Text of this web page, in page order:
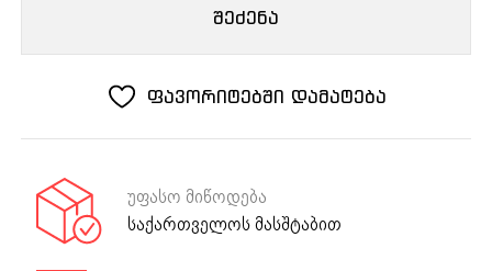
615
შეძენა
ფავორიტებში დამატება
უფასო მიწოდება
საქართველოს მასშტაბით